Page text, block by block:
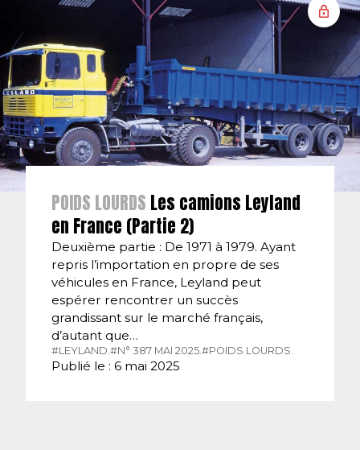
POIDS LOURDS Les camions Leyland
en France (Partie 2)
Deuxième partie : De 1971 à 1979. Ayant
repris l’importation en propre de ses
véhicules en France, Leyland peut
espérer rencontrer un succès
grandissant sur le marché français,
d’autant que…
#LEYLAND. #N° 387 MAI 2025. #POIDS LOURDS.
Publié le : 6 mai 2025